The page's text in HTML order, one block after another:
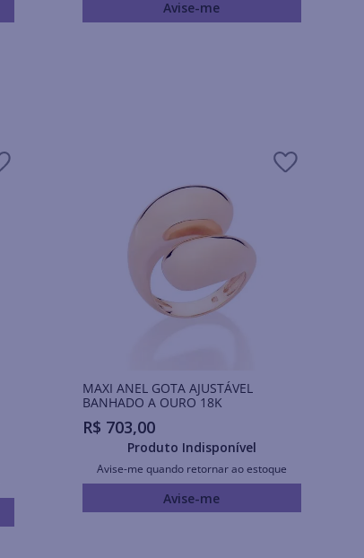
Avise-me
MAXI ANEL GOTA AJUSTÁVEL
BANHADO A OURO 18K
R$ 703,00
Produto Indisponível
Avise-me quando retornar ao estoque
Avise-me